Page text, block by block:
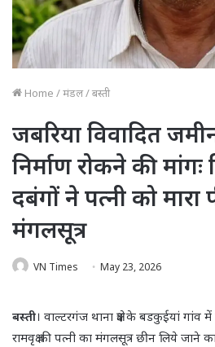
Home /मंडल/बस्ती
जबरिया विवादित
निर्माण रोकने की
दबंगों ने पत्नी को मारा
मंगलसूत्र
VN Times May 23, 2026
बस्ती। वाल्टरगंज थाना क्षेत्र के बडकुईयां गांव
रामवृक्ष की पत्नी का मंगलसूत्र छीन लिये